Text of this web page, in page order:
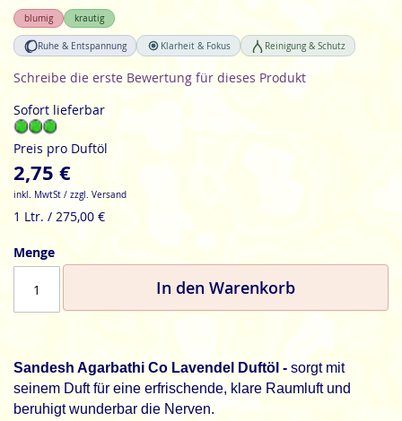
blumig krautig
Ruhe & Entspannung Klarheit & Fokus Reinigung & Schutz
Schreibe die erste Bewertung für dieses Produkt
Sofort lieferbar
Preis pro Duftöl
2,75 €
inkl. MwtSt / zzgl. Versand
1 Ltr. / 275,00 €
Menge
In den Warenkorb
Sandesh Agarbathi Co Lavendel Duftöl - sorgt mit
seinem Duft für eine erfrischende, klare Raumluft und
beruhigt wunderbar die Nerven.